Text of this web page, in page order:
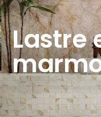
Lastre